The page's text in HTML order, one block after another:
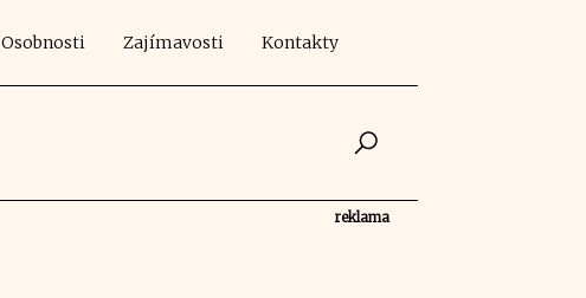
Osobnosti Zajímavosti Kontakty
reklama